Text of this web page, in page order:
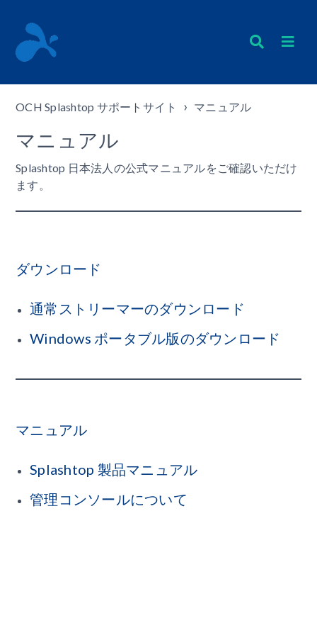
OCH Splashtop サポートサイト マニュアル
マニュアル
Splashtop 日本法人の公式マニュアルをご確認いただけ
ます。
ダウンロード
通常ストリーマーのダウンロード
Windows ポータブル版のダウンロード
マニュアル
Splashtop 製品マニュアル
管理コンソールについて